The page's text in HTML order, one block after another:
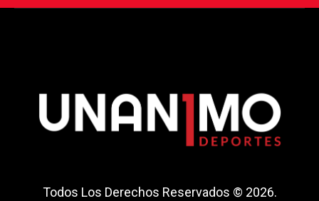
Todos Los Derechos Reservados © 2026.